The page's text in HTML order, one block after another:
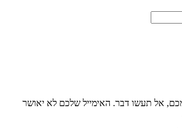
אל תעשו דבר. האימייל שלכם לא יאושר